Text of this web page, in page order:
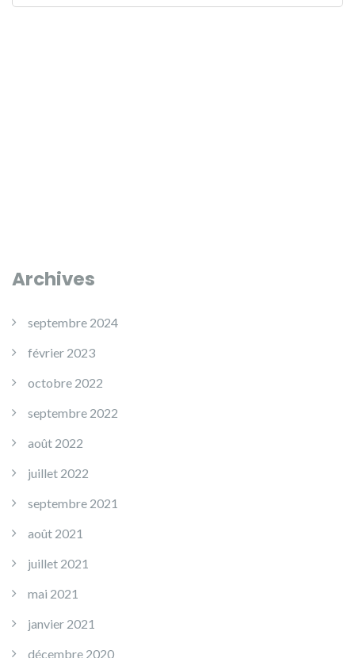
Archives
septembre 2024
février 2023
octobre 2022
septembre 2022
août 2022
juillet 2022
septembre 2021
août 2021
juillet 2021
mai 2021
janvier 2021
décembre 2020